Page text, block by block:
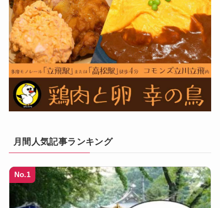
月間人気記事ランキング
No.1